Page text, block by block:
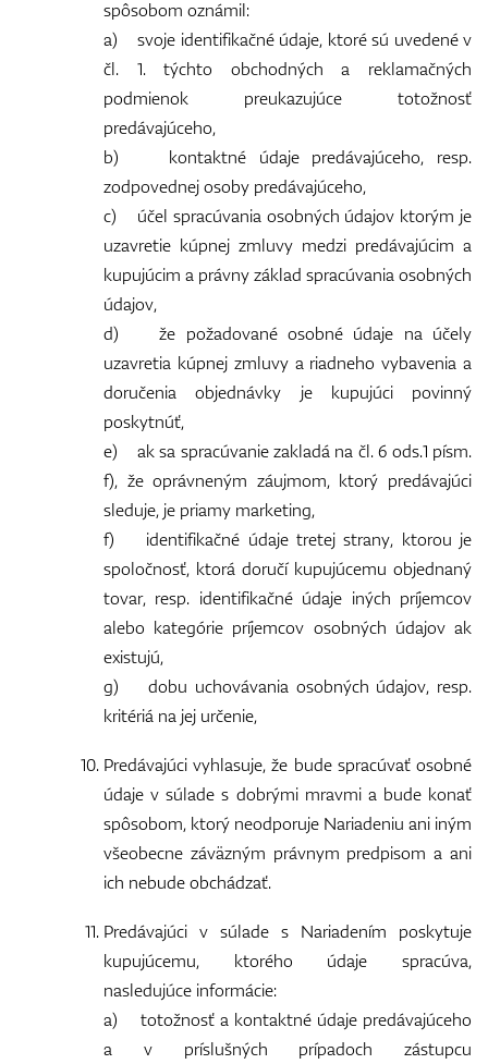
spôsobom oznámil:
a) svoje identifikačné údaje, ktoré sú uvedené v
čl. 1. týchto obchodných a reklamačných
podmienok preukazujúce totožnosť
predávajúceho,
b) kontaktné údaje predávajúceho, resp.
zodpovednej osoby predávajúceho,
c) účel spracúvania osobných údajov ktorým je
uzavretie kúpnej zmluvy medzi predávajúcim a
kupujúcim a právny základ spracúvania osobných
údajov,
d) že požadované osobné údaje na účely
uzavretia kúpnej zmluvy a riadneho vybavenia a
doručenia objednávky je kupujúci povinný
poskytnúť,
e) ak sa spracúvanie zakladá na čl. 6 ods.1 písm.
f), že oprávneným záujmom, ktorý predávajúci
sleduje, je priamy marketing,
f) identifikačné údaje tretej strany, ktorou je
spoločnosť, ktorá doručí kupujúcemu objednaný
tovar, resp. identifikačné údaje iných príjemcov
alebo kategórie príjemcov osobných údajov ak
existujú,
g) dobu uchovávania osobných údajov, resp.
kritériá na jej určenie,
Predávajúci vyhlasuje, že bude spracúvať osobné
údaje v súlade s dobrými mravmi a bude konať
spôsobom, ktorý neodporuje Nariadeniu ani iným
všeobecne záväzným právnym predpisom a ani
ich nebude obchádzať.
Predávajúci v súlade s Nariadením poskytuje
kupujúcemu, ktorého údaje spracúva,
nasledujúce informácie:
a) totožnosť a kontaktné údaje predávajúceho
a v príslušných prípadoch zástupcu